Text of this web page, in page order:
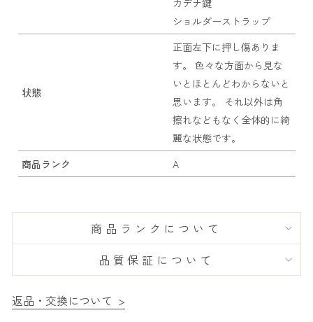
カデナ鍵
ショルダーストラップ
状態
正面左下に押し傷ありま
す。 色々な方面から見な
いとほとんどわからないと
思います。 それ以外は角
擦れなどもなく全体的に綺
麗な状態です。
商品ランク
A
商品ランクについて
品質保証について
返品・交換について >